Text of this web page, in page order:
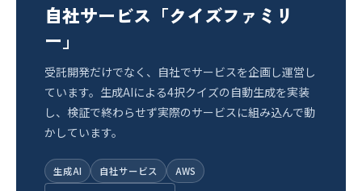
自社サービス「クイズファミリ
ー」
受託開発だけでなく、自社でサービスを企画し運営し
ています。生成AIによる4択クイズの自動生成を実装
し、検証で終わらせず実際のサービスに組み込んで動
かしています。
生成AI 自社サービス AWS